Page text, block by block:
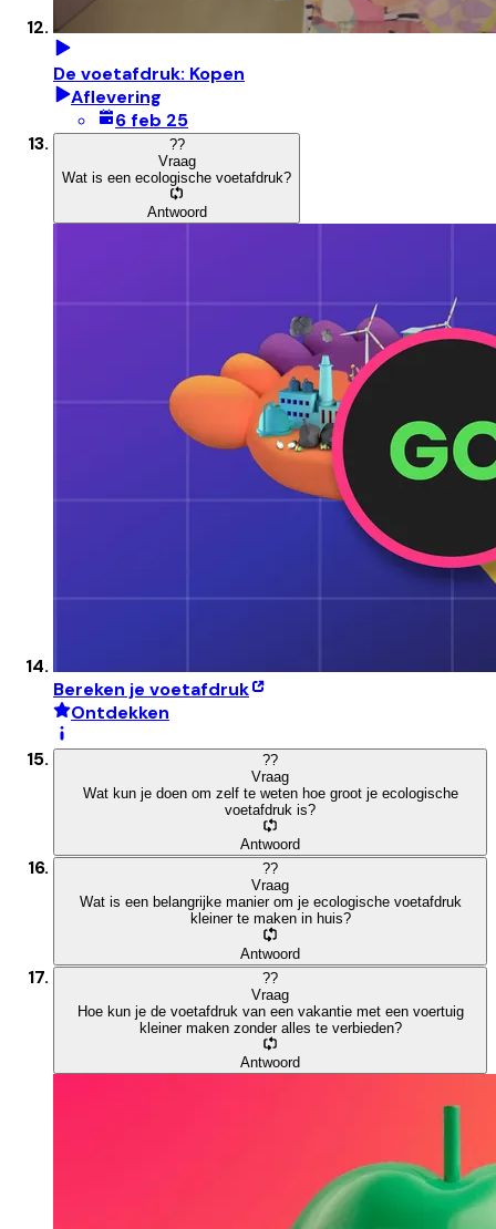
De voetafdruk: Kopen
Aflevering
6 feb 25
??
Vraag
Wat is een ecologische voetafdruk?
Antwoord
Bereken je voetafdruk
Ontdekken
??
Vraag
Wat kun je doen om zelf te weten hoe groot je ecologische
voetafdruk is?
Antwoord
??
Vraag
Wat is een belangrijke manier om je ecologische voetafdruk
kleiner te maken in huis?
Antwoord
??
Vraag
Hoe kun je de voetafdruk van een vakantie met een voertuig
kleiner maken zonder alles te verbieden?
Antwoord